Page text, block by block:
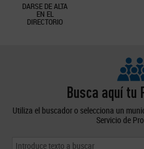
DARSE DE ALTA
EN EL
DIRECTORIO
Busca aquí tu
Utiliza el buscador o selecciona un
Servicio de